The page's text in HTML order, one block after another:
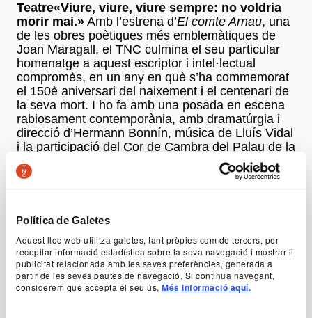
Política de Galetes
Aquest lloc web utilitza galetes, tant pròpies com de tercers, per
recopilar informació estadística sobre la seva navegació i mostrar-li
publicitat relacionada amb les seves preferències, generada a
partir de les seves pautes de navegació. Si continua navegant,
considerem que accepta el seu ús. Més informació aquí.
Teatre«Viure, viure, viure sempre: no voldria
morir mai.» Amb l’estrena d’El comte Arnau, una
de les obres poètiques més emblemàtiques de
Joan Maragall, el TNC culmina el seu particular
homenatge a aquest escriptor i intel·lectual
compromès, en un any en què s’ha commemorat
el 150è aniversari del naixement i el centenari de
la seva mort. I ho fa amb una posada en escena
rabiosament contemporània, amb dramatúrgia i
direcció d’Hermann Bonnín, música de Lluís Vidal
i la participació del Cor de Cambra del Palau de la
Música Catalana en escena. La història del
comte, personatge llegendari ben arrelat a la
cultura popular d’aquest país, arriba a la Sala
promet ser memorable.
Autoria
Joan Maragall